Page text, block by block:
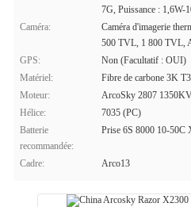
7G, Puissance :
Caméra:
Caméra d'imagerie
500 TVL, 1 800 TVL,
GPS:
Non (Facultatif : OUI)
Matériel:
Fibre de carbone 3K
Moteur:
ArcoSky 2807
Hélice:
7035 (PC)
Batterie
recommandée:
Prise 6S 8000 10-50C
Cadre: Arco13